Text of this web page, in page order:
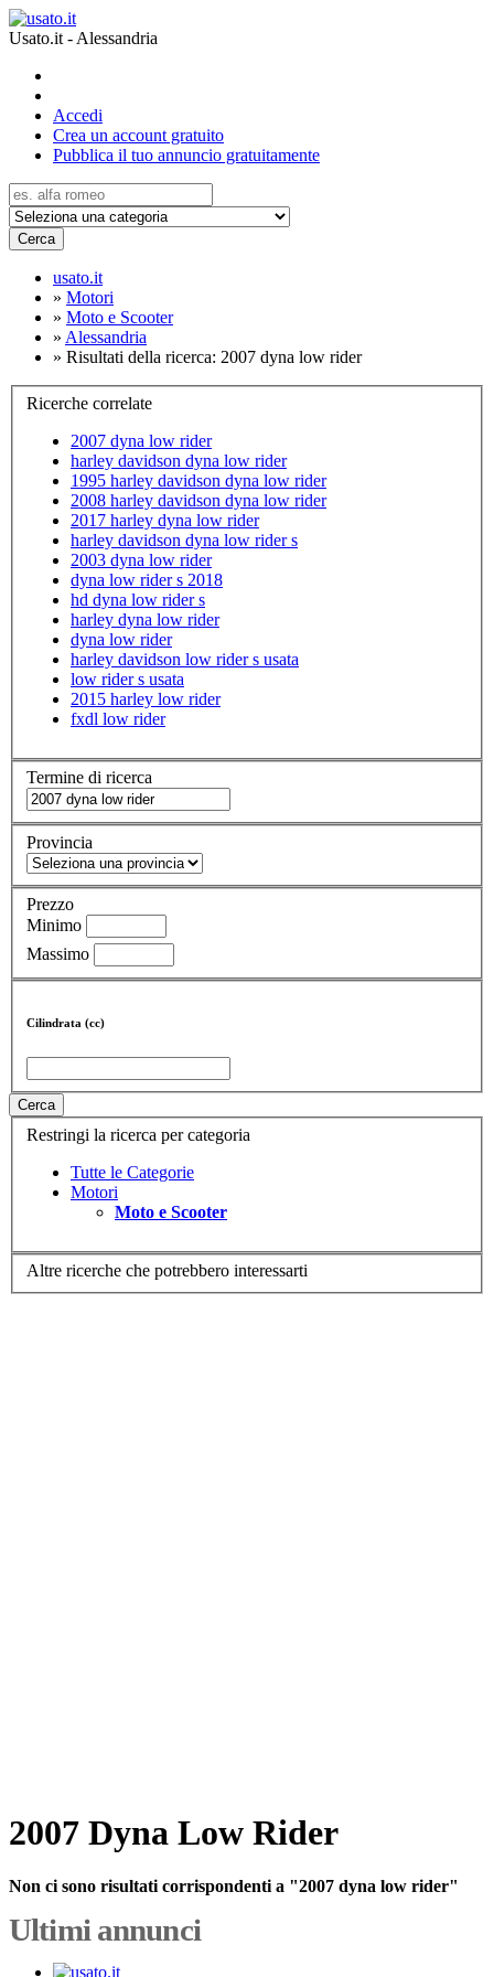
Usato.it - Alessandria
Accedi
Crea un account gratuito
Pubblica il tuo annuncio gratuitamente
Cerca
usato.it
» Motori
» Moto e Scooter
» Alessandria
» Risultati della ricerca: 2007 dyna low rider
Ricerche correlate
2007 dyna low rider
harley davidson dyna low rider
1995 harley davidson dyna low rider
2008 harley davidson dyna low rider
2017 harley dyna low rider
harley davidson dyna low rider s
2003 dyna low rider
dyna low rider s 2018
hd dyna low rider s
harley dyna low rider
dyna low rider
harley davidson low rider s usata
low rider s usata
2015 harley low rider
fxdl low rider
Termine di ricerca
Provincia
Prezzo
Minimo
Massimo
Cilindrata (cc)
Cerca
Restringi la ricerca per categoria
Tutte le Categorie
Motori
Moto e Scooter
Altre ricerche che potrebbero interessarti
2007 Dyna Low Rider
Non ci sono risultati corrispondenti a "2007 dyna low rider"
Ultimi annunci